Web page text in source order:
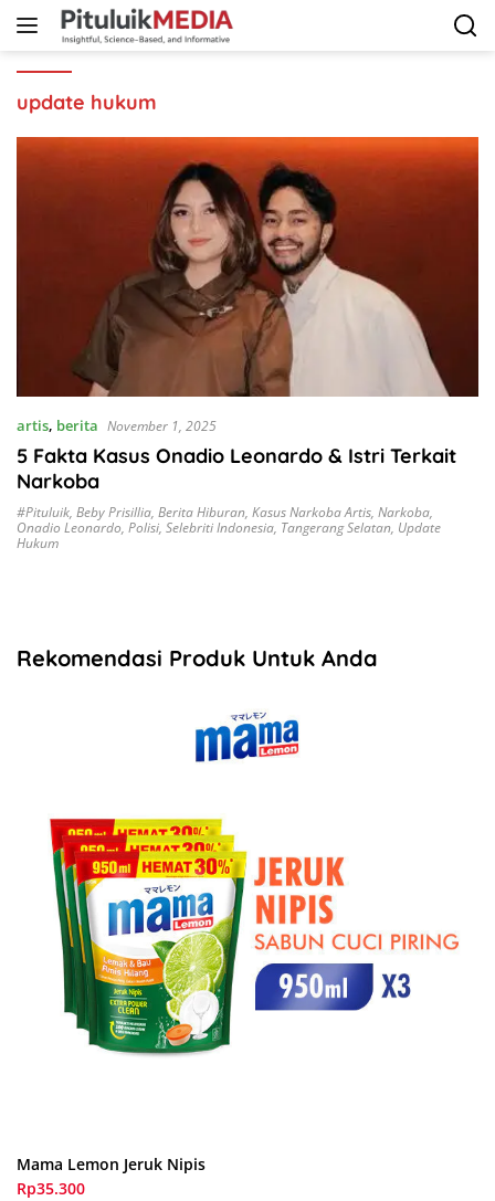
Langsung
update hukum
artis, berita November 1, 2025
5 Fakta Kasus Onadio Leonardo & Istri Terkait
Narkoba
#Pituluik, Beby Prisillia, Berita Hiburan, Kasus Narkoba Artis, Narkoba,
Onadio Leonardo, Polisi, Selebriti Indonesia, Tangerang Selatan, Update
Hukum
Rekomendasi Produk Untuk Anda
Mama Lemon Jeruk Nipis
Rp35.300